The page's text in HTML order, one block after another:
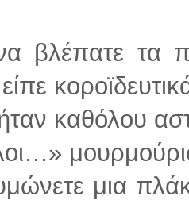
βλέπατε τα
καθόλου
μια